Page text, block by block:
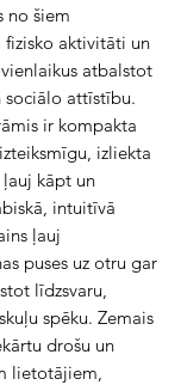
no šiem
aktivitāti un
atbalstot
sociālo attīstību.
ir kompakta
izliekta
kāpt un
intuitīvā
ļauj
puses uz otru gar
līdzsvaru,
spēku. Zemais
drošu un
lietotājiem,